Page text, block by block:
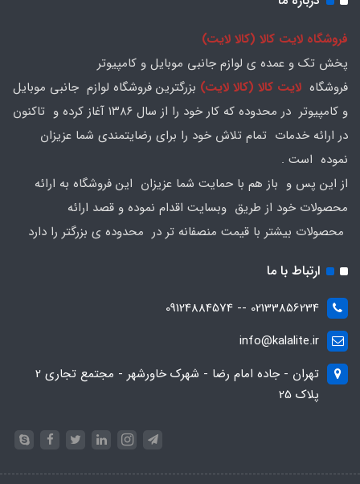
فروشگاه لایت کالا (کالا لایت)
پخش تک و عمده ی لوازم جانبی موبایل و کامپیوتر
فروشگاه لایت کالا (کالا لایت) بزرگترین فروشگاه لوازم جانبی موبایل
و کامپیوتر در محدوده که کار خود را از سال ۱۳۸۶ آغاز کرده و تاکنون
در ارائه خدمات تمام تلاش خود را برای رضایتمندی شما عزیزان
نموده است .
از این پس و باز هم با حمایت شما عزیزان این فروشگاه به ارائه
محصولات خود از طریق وبسایت اقدام نموده و قصد ارائه
محصولات بیشتر با قیمت منصفانه تر در محدوده ی بزرگتر را دارد
ارتباط با ما
02133856234 -- 09124884574
info@kalalite.ir
تهران - جاده امام رضا - شهرک خاورشهر - مجتمع تجاری 2
پلاک 25